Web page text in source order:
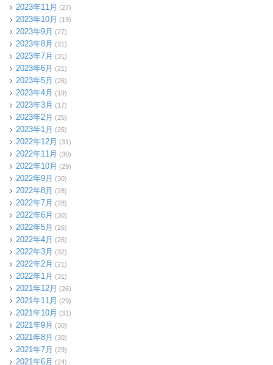
2023年11月 (27)
2023年10月 (19)
2023年9月 (27)
2023年8月 (31)
2023年7月 (31)
2023年6月 (21)
2023年5月 (26)
2023年4月 (19)
2023年3月 (17)
2023年2月 (25)
2023年1月 (26)
2022年12月 (31)
2022年11月 (30)
2022年10月 (29)
2022年9月 (30)
2022年8月 (28)
2022年7月 (28)
2022年6月 (30)
2022年5月 (26)
2022年4月 (26)
2022年3月 (32)
2022年2月 (21)
2022年1月 (31)
2021年12月 (26)
2021年11月 (29)
2021年10月 (31)
2021年9月 (30)
2021年8月 (30)
2021年7月 (29)
2021年6月 (24)